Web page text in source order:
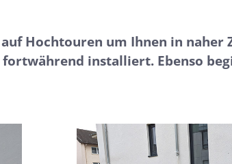
Hochtouren um Ihnen in
installiert. Ebenso